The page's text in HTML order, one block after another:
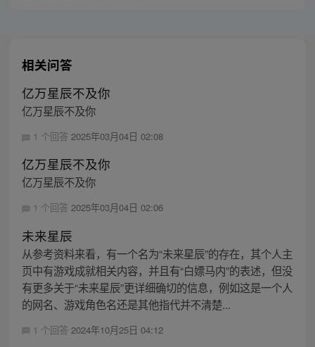
相关问答
亿万星辰不及你
亿万星辰不及你
1 个回答 2025年03月04日 02:08
亿万星辰不及你
亿万星辰不及你
1 个回答 2025年03月04日 02:06
未来星辰
从参考资料来看，有一个名为“未来星辰”的存在，其个人主
页中有游戏成就相关内容，并且有“白嫖马内”的表述，但没
有更多关于“未来星辰”更详细确切的信息，例如这是一个人
的网名、游戏角色名还是其他指代并不清楚...
1 个回答 2024年10月25日 04:12